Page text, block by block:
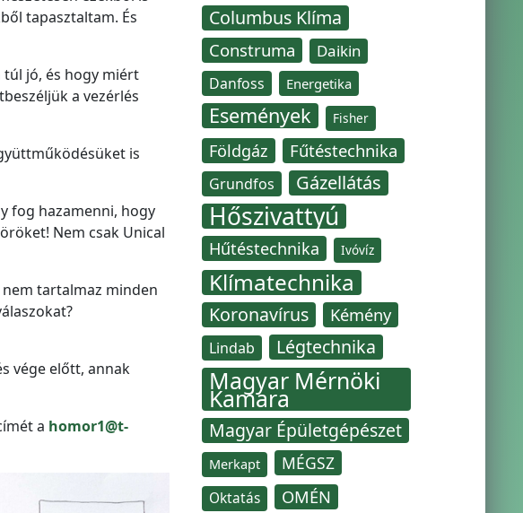
tapasztaltam. És
jó, és hogy miért
a vezérlés
is
fog hazamenni, hogy
Nem csak Unical
tartalmaz minden
vége előtt, annak
a homor1@t-
Columbus Klíma
Construma Daikin
Danfoss Energetika
Események Fisher
Földgáz Fűtéstechnika
Grundfos Gázellátás
Hőszivattyú
Hűtéstechnika Ivóvíz
Klímatechnika
Koronavírus Kémény
Lindab Légtechnika
Magyar Mérnöki
Kamara
Magyar Épületgépészet
Merkapt MÉGSZ
Oktatás OMÉN